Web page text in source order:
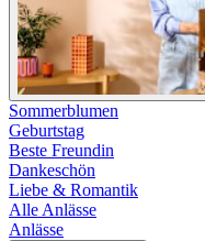
Sommerblumen
Geburtstag
Beste Freundin
Dankeschön
Liebe & Romantik
Alle Anlässe
Anlässe